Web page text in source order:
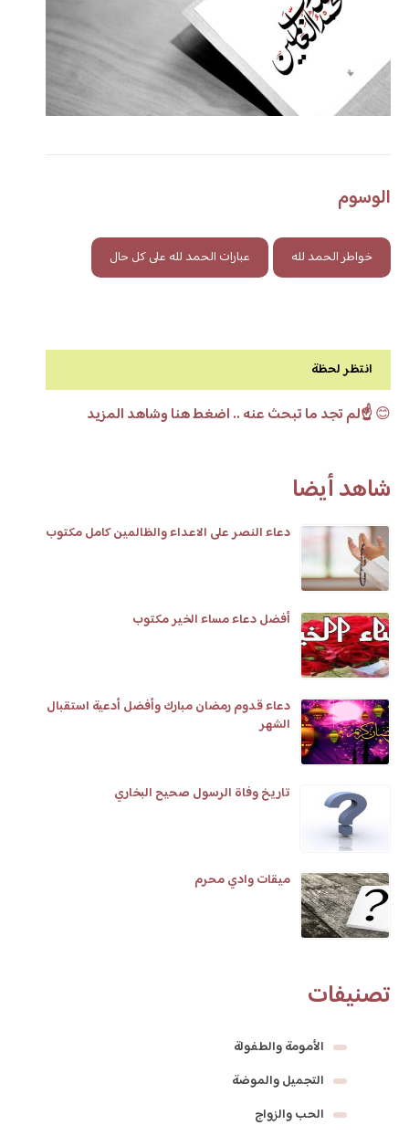
الوسوم
خواطر الحمد لله عبارات الحمد لله على كل حال
انتظر لحظة
😊☝️لم تجد ما تبحث عنه .. اضغط هنا وشاهد المزيد
شاهد أيضا
دعاء النصر على الاعداء والظالمين كامل مكتوب
أفضل دعاء مساء الخير مكتوب
دعاء قدوم رمضان مبارك وأفضل أدعية استقبال
الشهر
تاريخ وفاة الرسول صحيح البخاري
ميقات وادي محرم
تصنيفات
الأمومة والطفولة
التجميل والموضة
الحب والزواج